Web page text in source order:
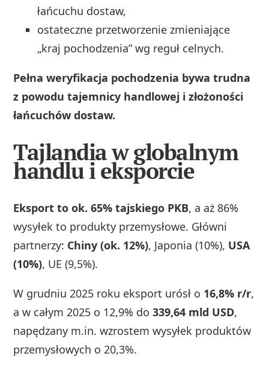
łańcuchu dostaw,
ostateczne przetworzenie zmieniające
„kraj pochodzenia” wg reguł celnych.
Pełna weryfikacja pochodzenia bywa trudna
z powodu tajemnicy handlowej i złożoności
łańcuchów dostaw.
Tajlandia w globalnym
handlu i eksporcie
Eksport to ok. 65% tajskiego PKB, a aż 86%
wysyłek to produkty przemysłowe. Główni
partnerzy: Chiny (ok. 12%), Japonia (10%), USA
(10%), UE (9,5%).
W grudniu 2025 roku eksport urósł o 16,8% r/r,
a w całym 2025 o 12,9% do339,64 mld USD,
napędzany m.in. wzrostem wysyłek produktów
przemysłowych o 20,3%.